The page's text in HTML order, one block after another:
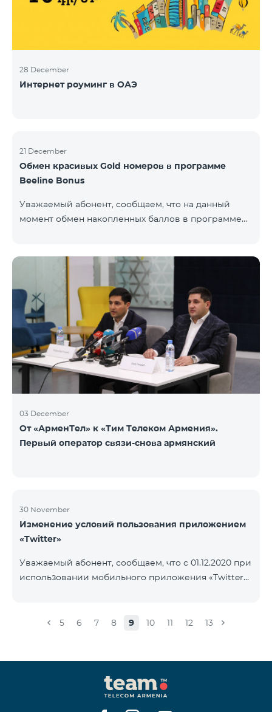
28 December
Интернет роуминг в ОАЭ
21 December
Обмен красивых Gold номеров в программе
Beeline Bonus
Уважаемый абонент, сообщаем, что на данный
момент обмен накопленных баллов в программе
категорий: Nickel, Bronze, Silver, Platinum.
03 December
От «АрменТел» к «Тим Телеком Армения».
Первый оператор связи-снова армянский
30 November
Изменение условий пользования приложением
«Twitter»
Уважаемый абонент, сообщаем, что с 01.12.2020 при
использовании мобильного приложения «Twitter»
Интернета, то тарификация будет осуществляться
согласно условиям вашего тарифного плана.
5 6 7 8 9 10 11 12 13